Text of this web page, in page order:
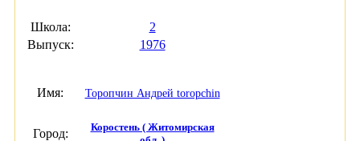
Школа:
2
Выпуск:
1976
Имя: Торопчин Андрей toropchin
Город:
Коростень ( Житомирская